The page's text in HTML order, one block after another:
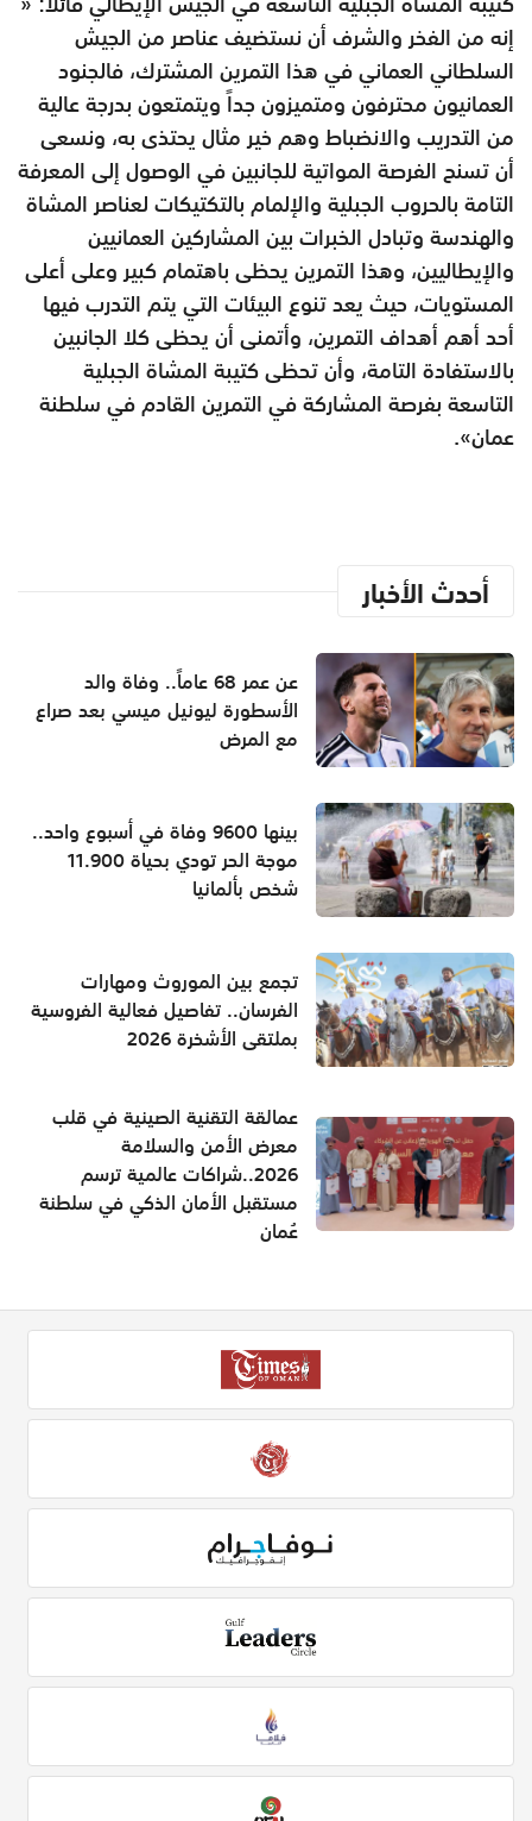
إنه من الفخر والشرف أن نستضيف عناصر من الجيش
السلطاني العماني في هذا التمرين المشترك، فالجنود
العمانيون محترفون ومتميزون جداً ويتمتعون بدرجة عالية
من التدريب والانضباط وهم خير مثال يحتذى به، ونسعى
أن تسنح الفرصة المواتية للجانبين في الوصول إلى المعرفة
التامة بالحروب الجبلية والإلمام بالتكتيكات لعناصر المشاة
والهندسة وتبادل الخبرات بين المشاركين العمانيين
والإيطاليين، وهذا التمرين يحظى باهتمام كبير وعلى أعلى
المستويات، حيث يعد تنوع البيئات التي يتم التدرب فيها
أحد أهم أهداف التمرين، وأتمنى أن يحظى كلا الجانبين
بالاستفادة التامة، وأن تحظى كتيبة المشاة الجبلية
التاسعة بفرصة المشاركة في التمرين القادم في سلطنة
عمان».
أحدث الأخبار
عن عمر 68 عاماً.. وفاة والد
الأسطورة ليونيل ميسي بعد صراع
مع المرض
بينها 9600 وفاة في أسبوع واحد..
موجة الحر تودي بحياة 11.900
شخص بألمانيا
تجمع بين الموروث ومهارات
الفرسان.. تفاصيل فعالية الفروسية
بملتقى الأشخرة 2026
عمالقة التقنية الصينية في قلب
معرض الأمن والسلامة
2026..شراكات عالمية ترسم
مستقبل الأمان الذكي في سلطنة
عُمان